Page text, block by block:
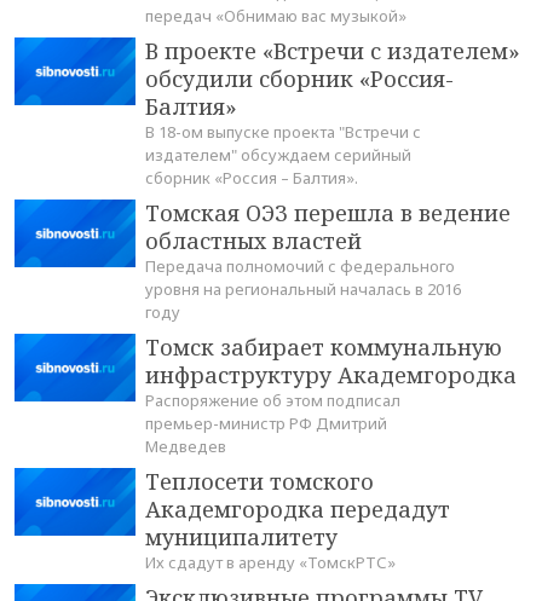
передач «Обнимаю вас музыкой»
В проекте «Встречи с издателем»
обсудили сборник «Россия-
Балтия»
В 18-ом выпуске проекта "Встречи с
издателем" обсуждаем серийный
сборник «Россия – Балтия».
Томская ОЭЗ перешла в ведение
областных властей
Передача полномочий с федерального
уровня на региональный началась в 2016
году
Томск забирает коммунальную
инфраструктуру Академгородка
Распоряжение об этом подписал
премьер-министр РФ Дмитрий
Медведев
Теплосети томского
Академгородка передадут
муниципалитету
Их сдадут в аренду «ТомскРТС»